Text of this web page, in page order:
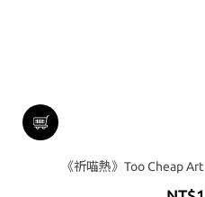
《祈喵熱》Too Cheap